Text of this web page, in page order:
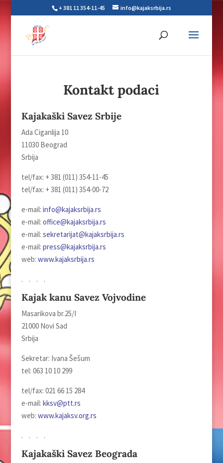
+ 381 11 354-11-45 info@kajaksrbija.rs
Kontakt podaci
Kajakaški Savez Srbije
Ada Ciganlija 10
11030 Beograd
Srbija
tel/fax: + 381 (011) 354-11-45
tel/fax: + 381 (011) 354-00-72
e-mail: info@kajaksrbija.rs
e-mail: office@kajaksrbija.rs
e-mail: sekretarijat@kajaksrbija.rs
e-mail: press@kajaksrbija.rs
web: www.kajaksrbija.rs
. . . .
Kajak kanu Savez Vojvodine
Masarikova br.25/I
21000 Novi Sad
Srbija
Sekretar: Ivana Šešum
tel: 063 10 10 299
tel/fax: 021 66 15 284
e-mail: kksv@ptt.rs
web: www.kajaksv.org.rs
. . . .
Kajakaški Savez Beograda